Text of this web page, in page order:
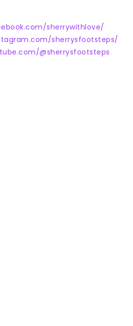
sherrywithlove/
sherrysfootsteps/
@sherrysfootsteps